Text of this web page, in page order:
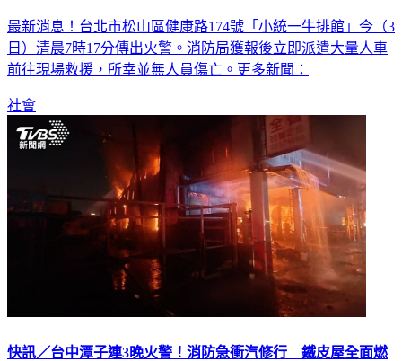
最新消息！台北市松山區健康路174號「小統一牛排館」今（3
日）清晨7時17分傳出火警。消防局獲報後立即派遣大量人車
前往現場救援，所幸並無人員傷亡。更多新聞：
社會
快訊／台中潭子連3晚火警！消防急衝汽修行 鐵皮屋全面燃